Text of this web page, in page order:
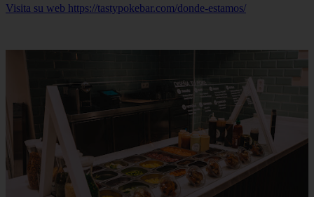
Visita su web https://tastypokebar.com/donde-estamos/